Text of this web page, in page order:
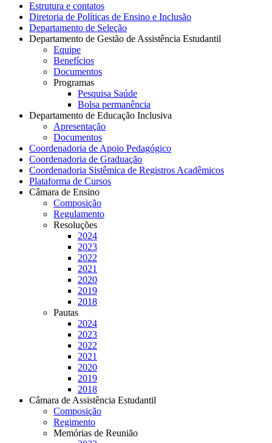
Estrutura e contatos
Diretoria de Políticas de Ensino e Inclusão
Departamento de Seleção
Departamento de Gestão de Assistência Estudantil
Equipe
Benefícios
Documentos
Programas
Pesquisa Saúde
Bolsa permanência
Departamento de Educação Inclusiva
Apresentação
Documentos
Coordenadoria de Apoio Pedagógico
Coordenadoria de Graduação
Coordenadoria Sistêmica de Registros Acadêmicos
Plataforma de Cursos
Câmara de Ensino
Composição
Regulamento
Resoluções
2024
2023
2022
2021
2020
2019
2018
Pautas
2024
2023
2022
2021
2020
2019
2018
Câmara de Assistência Estudantil
Composição
Regimento
Memórias de Reunião